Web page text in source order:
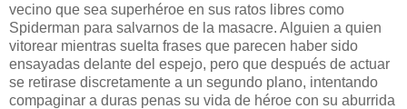
vecino que sea superhéroe en sus ratos libres como
Spiderman para salvarnos de la masacre. Alguien a quien
vitorear mientras suelta frases que parecen haber sido
ensayadas delante del espejo, pero que después de actuar
se retirase discretamente a un segundo plano, intentando
compaginar a duras penas su vida de héroe con su aburrida